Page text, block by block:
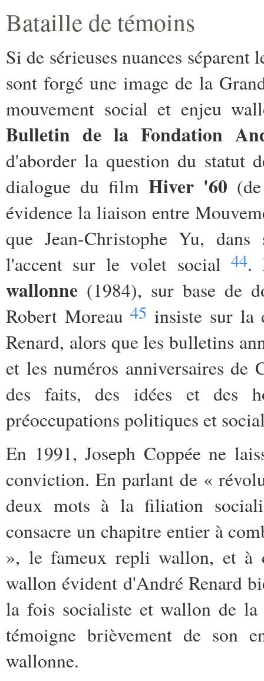
Bataille de témoins
Si de sérieuses nuances séparent
sont forgé une image de la
mouvement social et enjeu
Bulletin de la Fondation
d'aborder la question du statut
dialogue du filmHiver '60
évidence la liaison entre
que Jean-Christophe Yu, dans
l'accent sur le volet social 44.
wallonne (1984), sur base de
Robert Moreau45 insiste sur la
Renard, alors que les bulletins
et les numéros anniversaires de
des faits, des idées et des
préoccupations politiques et
En 1991, Joseph Coppée ne
conviction. En parlant de «
deux mots à la filiation
consacre un chapitre entier à
», le fameux repli wallon, et à
wallon évident d'André Renard
la fois socialiste et wallon de
témoigne brièvement de son
wallonne.